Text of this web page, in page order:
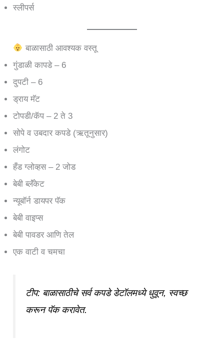
स्लीपर्स
बाळासाठी आवश्यक वस्तू
गुंडाळी कापडे – 6
दुपटी – 6
ड्राय मॅट
टोपडी/कॅप – 2 ते 3
सोपे व उबदार कपडे (ऋतूनुसार)
लंगोट
हँड ग्लोव्हस – 2 जोड
बेबी ब्लॅंकेट
न्यूबॉर्न डायपर पॅक
बेबी वाइप्स
बेबी पावडर आणि तेल
एक वाटी व चमचा
टीप: बाळासाठीचे सर्व कपडे डेटॉलमध्ये धुवून, स्वच्छ
करून पॅक करावेत.